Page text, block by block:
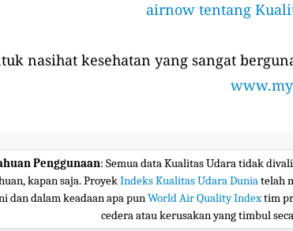
airnow tentang
nasihat kesehatan yang sangat
Penggunaan: Semua data Kualitas Udara tidak
kapan saja. ProyekIndeks Kualitas Udara Duniatelah
dan dalam keadaan apa punWorld Air Quality Indextim
cedera atau kerusakan yang timbul